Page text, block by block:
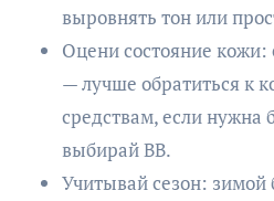
выровнять тон или
Оцени состояние кожи:
— лучше обратиться к
средствам, если нужна
выбирай BB.
Учитывай сезон: зимой